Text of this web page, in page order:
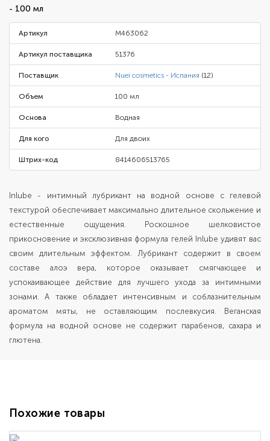
- 100 мл
Артикул M463062
Артикул поставщика 51376
Поставщик Nuei cosmetics - Испания (12)
Объем 100 мл
Основа Водная
Для кого Для двоих
Штрих-код 8414606513765
Inlube - интимный лубрикант на водной основе с гелевой
текстурой обеспечивает максимально длительное скольжение и
естественные ощущения. Роскошное шелковистое
прикосновение и эксклюзивная формула гелей Inlube удивят вас
своим длительным эффектом. Лубрикант содержит в своем
составе алоэ вера, которое оказывает смягчающее и
успокаивающее действие для лучшего ухода за интимными
зонами. А также обладает интенсивным и соблазнительным
ароматом мяты, не оставляющим послевкусия. Веганская
формула на водной основе не содержит парабенов, сахара и
глютена.
Похожие товары